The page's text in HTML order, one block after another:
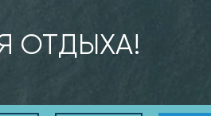
ОТДЫХА!